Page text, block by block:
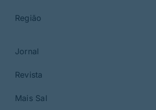
Região
Jornal
Revista
Mais Sal